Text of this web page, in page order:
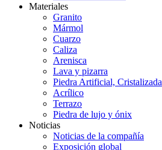
Materiales
Granito
Mármol
Cuarzo
Caliza
Arenisca
Lava y pizarra
Piedra Artificial, Cristalizada
Acrílico
Terrazo
Piedra de lujo y ónix
Noticias
Noticias de la compañía
Exposición global